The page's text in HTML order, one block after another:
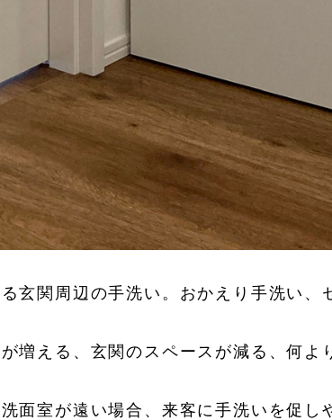
玄関周辺の手洗い。おかえり手洗い、
える、玄関のスペースが減る、何よ
面室が遠い場合、来客に手洗いを促